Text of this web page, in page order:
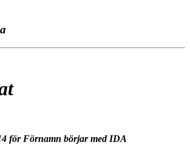
för Förnamn börjar med IDA